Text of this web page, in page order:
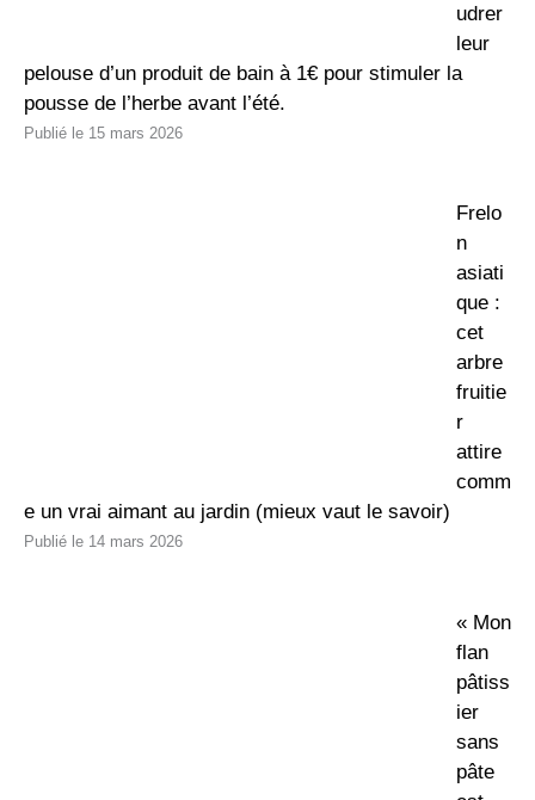
udrer
leur
pelouse d’un produit de bain à 1€ pour stimuler la
pousse de l’herbe avant l’été.
15 mars 2026
Frelo
n
asiati
que :
cet
arbre
fruitie
r
attire
comm
e un vrai aimant au jardin (mieux vaut le savoir)
14 mars 2026
« Mon
flan
pâtiss
ier
sans
pâte